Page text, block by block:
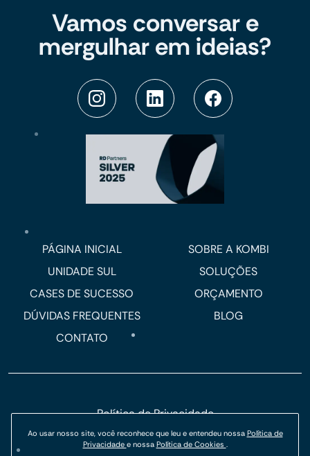
Vamos conversar e
mergulhar em ideias?
PÁGINA INICIAL
SOBRE A KOMBI
UNIDADE SUL
SOLUÇÕES
CASES DE SUCESSO
ORÇAMENTO
DÚVIDAS FREQUENTES
BLOG
CONTATO
Política de Privacidade
Política de Cookies
Ao usar nosso site, você reconhece que leu e entendeu nossa Política de
Privacidade e nossa Política de Cookies .